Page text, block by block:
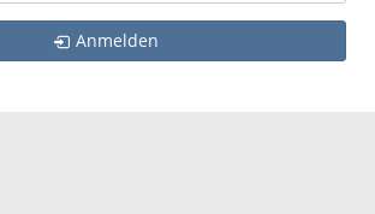
Anmelden